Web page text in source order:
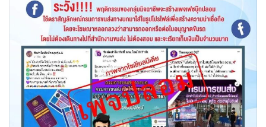
การเมือง
กีฬา
ต่างประเทศ
Special Scoop
เศรษฐกิจ-ธุรกิจ